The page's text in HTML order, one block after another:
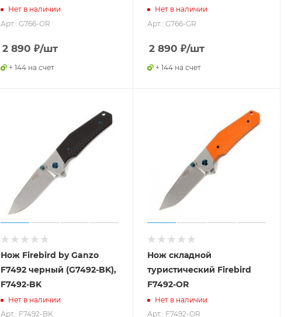
Нет в наличии
Арт.: G766-OR
2 890 ₽/шт
+ 144 на счет
Нет в наличии
Арт.: G766-GR
2 890 ₽/шт
+ 144 на счет
Нож Firebird by Ganzo
F7492 черный (G7492-BK),
F7492-BK
Нет в наличии
Арт.: F7492-BK
Нож складной
туристический Firebird
F7492-OR
Нет в наличии
Арт.: F7492-OR